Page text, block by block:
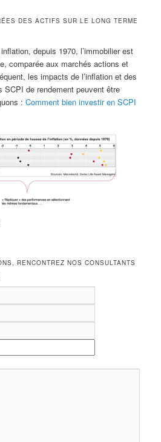
DES ACTIFS SUR LE LONG TERME
depuis 1970, l’immobilier est
comparée aux marchés actions et
les impacts de l’inflation et des
SCPI de rendement peuvent être
:Comment bien investir en SCPI
RENCONTREZ NOS CONSULTANTS